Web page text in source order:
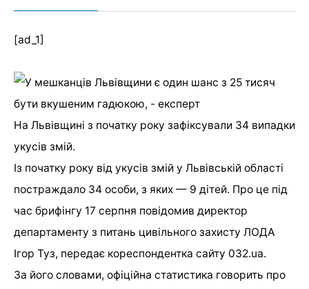
[ad_1]
На Львівщині з початку року зафіксували 34 випадки
укусів змій.
Із початку року від укусів змій у Львівській області
постраждало 34 особи, з яких — 9 дітей. Про це під
час брифінгу 17 серпня повідомив директор
департаменту з питань цивільного захисту ЛОДА
Ігор Туз, передає кореспондентка сайту 032.ua.
За його словами, офіційна статистика говорить про